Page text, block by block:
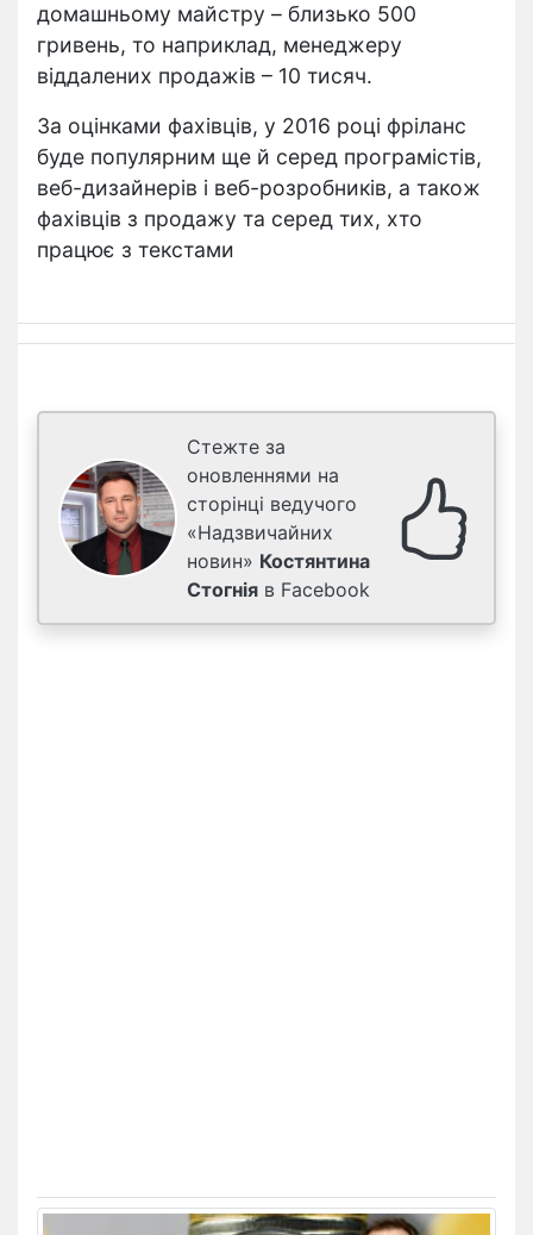
домашньому майстру – близько 500
гривень, то наприклад, менеджеру
віддалених продажів – 10 тисяч.
За оцінками фахівців, у 2016 році фріланс
буде популярним ще й серед програмістів,
веб-дизайнерів і веб-розробників, а також
фахівців з продажу та серед тих, хто
працює з текстами
Стежте за
оновленнями на
сторінці ведучого
«Надзвичайних
новин» Костянтина
Стогнія в Facebook